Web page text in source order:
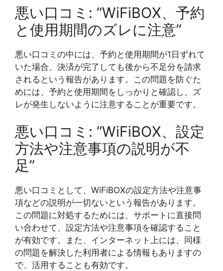
悪い口コミ: “WiFiBOX、予約
と使用期間のズレに注意”
悪い口コミの中には、予約と使用期間が1日ずれて
いた場合、決済が完了しても後から不足分を請求
されるという報告があります。この問題を防ぐた
めには、予約と使用期間をしっかりと確認し、ズ
レが発生しないように注意することが重要です。
悪い口コミ: “WiFiBOX、設定
方法や注意事項の説明が不
足”
悪い口コミとして、WiFiBOXの設定方法や注意事
項などの説明が一切ないという報告があります。
この問題に対処するためには、サポートに直接問
い合わせて、設定方法や注意事項を確認すること
が有効です。また、インターネット上には、同様
の問題を解決した利用者による情報もありますの
で、活用することも有効です。